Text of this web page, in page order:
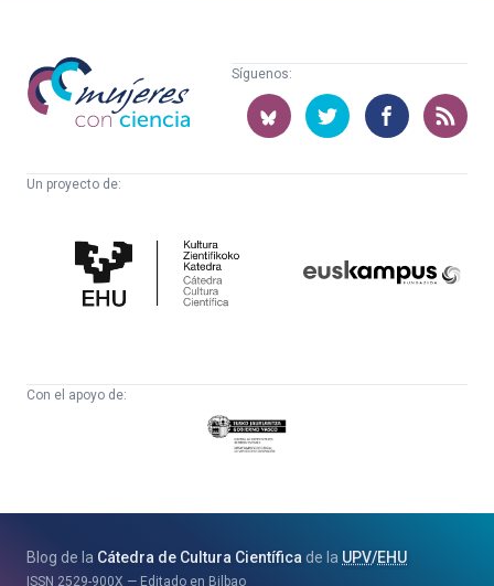
Mujeres
con
ciencia
Síguenos:
Un proyecto de:
Cultura
Científica
Con el apoyo de:
Eusko
Jaurlaritza
eta
Blog de la Cátedra de Cultura Científica de la UPV/EHU
ISSN 2529-900X Editado en Bilbao